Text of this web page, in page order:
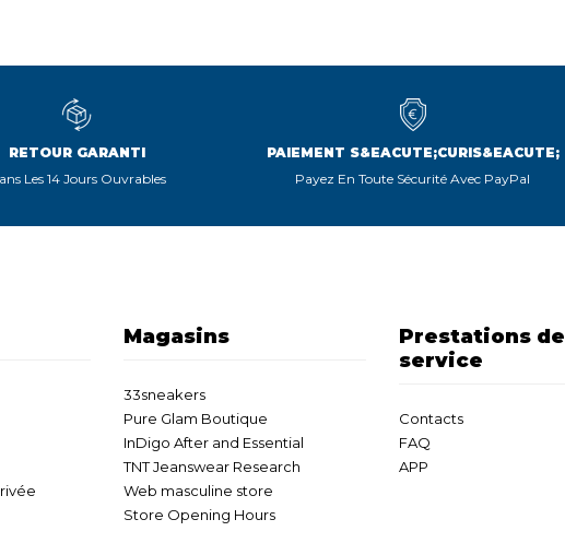
RETOUR GARANTI
Les 14 Jours Ouvrables
PAIEMENT S&EACUTE;CURIS&EACUTE;
Payez En Toute Sécurité Avec PayPal
Magasins
33sneakers
Pure Glam Boutique
InDigo After and Essential
TNT Jeanswear Research
Web masculine store
Store Opening Hours
Prestations de
service
Contacts
FAQ
APP